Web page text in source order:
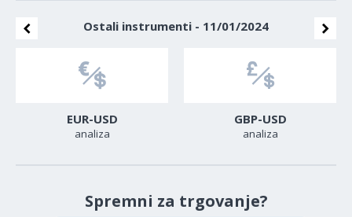
Ostali instrumenti - 11/01/2024
EUR-USD
analiza
GBP-USD
analiza
Spremni za trgovanje?